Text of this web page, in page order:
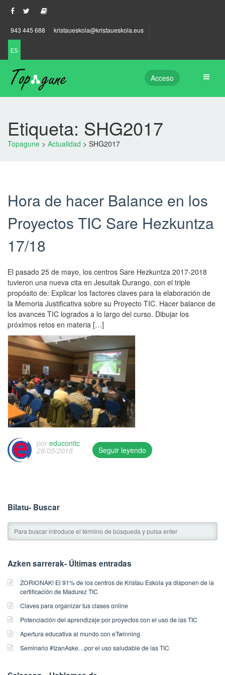
943 445 688 kristaueskola@kristaueskola.eus
ES
Acceso
Etiqueta: SHG2017
Topagune > Actualidad > SHG2017
Hora de hacer Balance en los
Proyectos TIC Sare Hezkuntza
17/18
El pasado 25 de mayo, los centros Sare Hezkuntza 2017-2018
tuvieron una nueva cita en Jesuitak Durango, con el triple
propósito de: Explicar los factores claves para la elaboración de
la Memoria Justificativa sobre su Proyecto TIC. Hacer balance de
los avances TIC logrados a lo largo del curso. Dibujar los
próximos retos en materia […]
T
e
n
t
a
p
b
l
i
s
h
d
por educontic
28/05/2018 Seguir leyendo
Bilatu- Buscar
Azken sarrerak- Últimas entradas
ZORIONAK! El 91% de los centros de Kristau Eskola ya disponen de la
certificación de Madurez TIC
Claves para organizar tus clases online
Potenciación del aprendizaje por proyectos con el uso de las TIC
Apertura educativa al mundo con eTwinning
Seminario #IzanAske…por el uso saludable de las TIC